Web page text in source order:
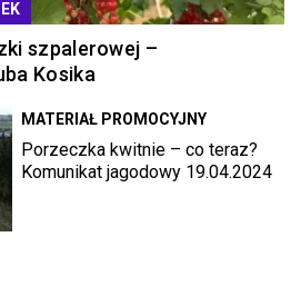
szpalerowej –
Kosika
MATERIAŁ PROMOCYJNY
Porzeczka kwitnie – co teraz?
Komunikat jagodowy 19.04.2024